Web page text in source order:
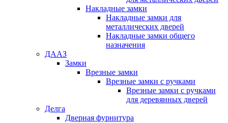
Накладные замки
Накладные замки для
металлических дверей
Накладные замки общего
назначения
ДААЗ
Замки
Врезные замки
Врезные замки с ручками
Врезные замки с ручками
для деревянных дверей
Делга
Дверная фурнитура